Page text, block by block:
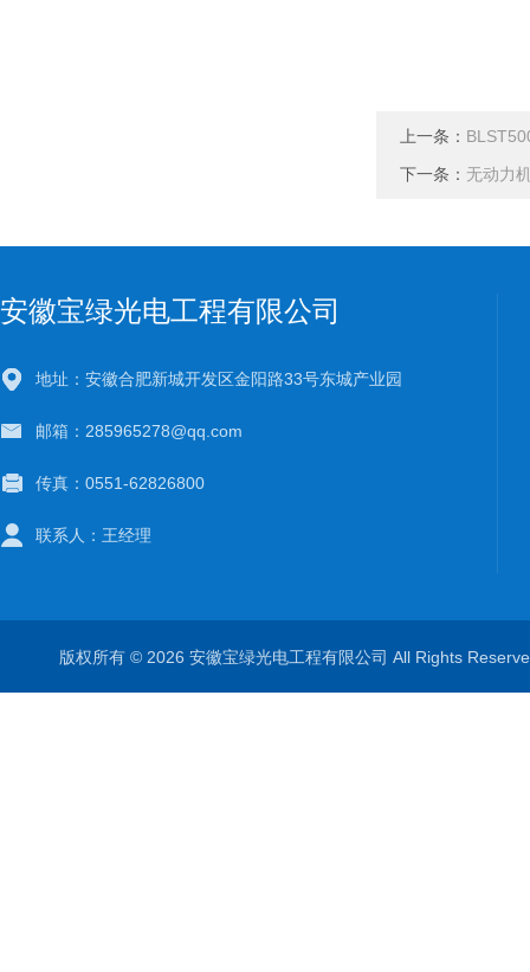
上一条：
下一条： 无动力
安徽宝绿光电工程有限公司
地址：安徽合肥新城开发区金阳路33号东城产业园
邮箱：285965278@qq.com
传真：0551-62826800
联系人：王经理
版权所有 © 2026 安徽宝绿光电工程有限公司 All Rights